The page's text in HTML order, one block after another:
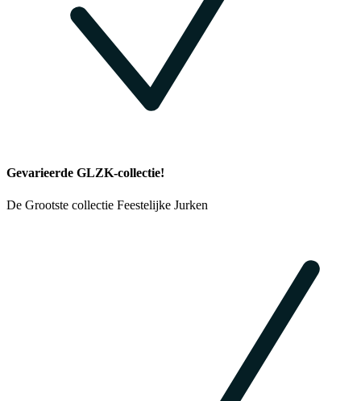
Gevarieerde GLZK-collectie!
De Grootste collectie Feestelijke Jurken